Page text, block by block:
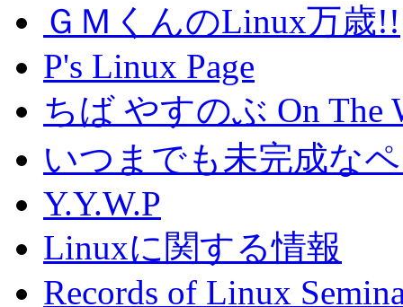
ＧＭくんのLinux万歳!!
P's Linux Page
ちば やすのぶ On The
いつまでも未完成な
Y.Y.W.P
Linuxに関する情報
Records of Linux